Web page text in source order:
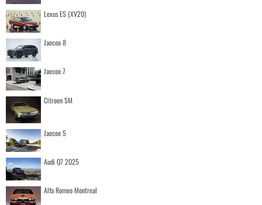
Lexus ES (XV20)
Jaecoo 8
Jaecoo 7
Citroen SM
Jaecoo 5
Audi Q7 2025
Alfa Romeo Montreal